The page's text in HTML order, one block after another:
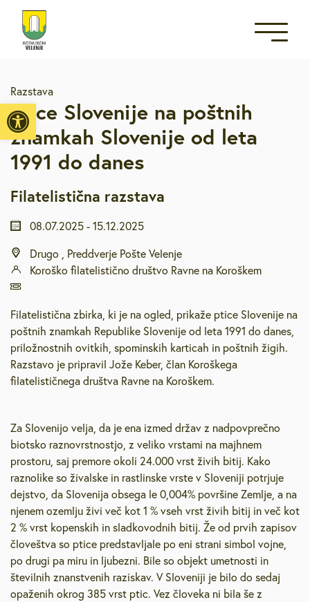
Open toolbar
Razstava
Ptice Slovenije na poštnih
znamkah Slovenije od leta
1991 do danes
Filatelistična razstava
08.07.2025 - 15.12.2025
Drugo , Preddverje Pošte Velenje
Koroško filatelistično društvo Ravne na Koroškem
Filatelistična zbirka, ki je na ogled, prikaže ptice Slovenije na
poštnih znamkah Republike Slovenije od leta 1991 do danes,
priložnostnih ovitkih, spominskih karticah in poštnih žigih.
Razstavo je pripravil Jože Keber, član Koroškega
filatelističnega društva Ravne na Koroškem.
Za Slovenijo velja, da je ena izmed držav z nadpovprečno
biotsko raznovrstnostjo, z veliko vrstami na majhnem
prostoru, saj premore okoli 24.000 vrst živih bitij. Kako
raznolike so živalske in rastlinske vrste v Sloveniji potrjuje
dejstvo, da Slovenija obsega le 0,004% površine Zemlje, a na
njenem ozemlju živi več kot 1 % vseh vrst živih bitij in več kot
2 % vrst kopenskih in sladkovodnih bitij. Že od prvih zapisov
človeštva so ptice predstavljale po eni strani simbol vojne,
po drugi pa miru in ljubezni. Bile so objekt umetnosti in
številnih znanstvenih raziskav. V Sloveniji je bilo do sedaj
opaženih okrog 385 vrst ptic. Vez človeka ni bila še z